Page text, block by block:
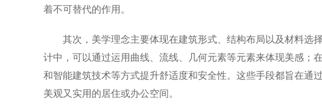
着不可替代的作用。
其次，美学理念主要体现在建筑形式、结构布局以及材料选
计中，可以通过运用曲线、流线、几何元素等元素来体现美感；
和智能建筑技术等方式提升舒适度和安全性。这些手段都旨在通
美观又实用的居住或办公空间。